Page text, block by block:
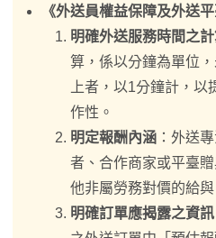
《外送員權益保障及外送
明確外送服務時間之
算，係以分鐘為單位
上者，以1分鐘計，
作性。
明定報酬內涵 ：外送
者、合作商家或平臺
他非屬勞務對價的給與
明確訂單應揭露之資訊